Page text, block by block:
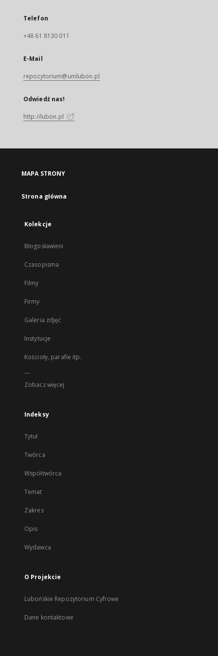
Telefon
+48 61 8130 011
E-Mail
repozytorium@umlubon.pl
Odwiedź nas!
http://lubon.pl
MAPA STRONY
Strona główna
Kolekcje
Błogosławieni
Czasopisma
Filmy
Firmy
Galeria zdjęć
Instytucje
Kościoły, parafie itp.
...
Zobacz więcej
Indeksy
Tytuł
Twórca
Współtwórca
Temat
Zakres
Opis
Wydawca
O Projekcie
Lubońskie Repozytorium Cyfrowe
Dane kontaktowe